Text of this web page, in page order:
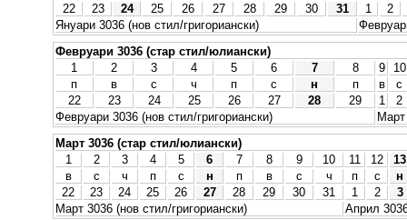
22
23 24 25 26 27 28 29 30 31 1
2
Януари 3036 (нов стил/григориански)
Февруари 3036 (стар стил/юлиански)
1
2 3 4 5 6 7 8 9
10
п
в с ч п с н п в
с
22
23 24 25 26 27 28 29 1
2
Февруари 3036 (нов стил/григориански)
Март
Март 3036 (стар стил/юлиански)
1
2 3 4 5 6 7 8 9 10 11 12
13
в
с ч п с н п в с ч п с
н
22
23 24 25 26 27 28 29 30 31 1 2
3
Март 3036 (нов стил/григориански)
Април